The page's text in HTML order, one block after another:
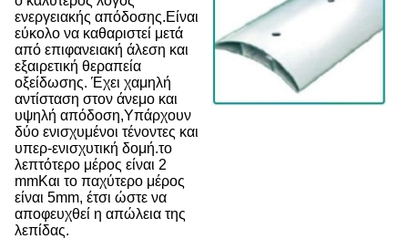
ενεργειακής απόδοσης.Είναι
εύκολο να καθαριστεί μετά
από επιφανειακή άλεση και
εξαιρετική θεραπεία
οξείδωσης. Έχει χαμηλή
αντίσταση στον άνεμο και
υψηλή απόδοση,Υπάρχουν
δύο ενισχυμένοι τένοντες και
υπερ-ενισχυτική δομή.το
λεπτότερο μέρος είναι 2
mmΚαι το παχύτερο μέρος
είναι 5mm, έτσι ώστε να
αποφευχθεί η απώλεια της
λεπίδας.